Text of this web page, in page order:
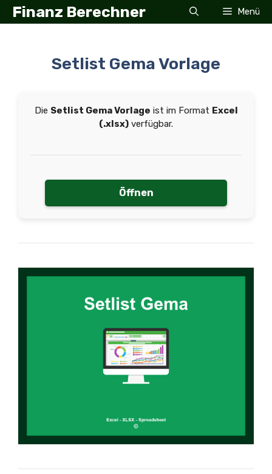
Zum
InhaltFinanz Berechner Menü
Setlist Gema Vorlage
Die Setlist Gema Vorlage ist im Format Excel
(.xlsx) verfügbar.
Öffnen